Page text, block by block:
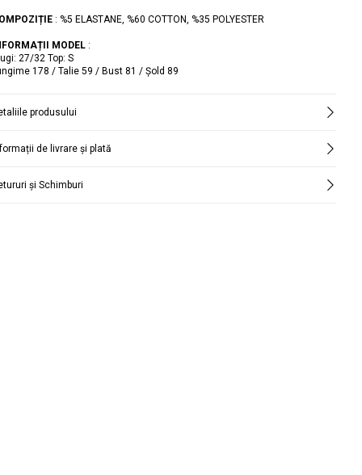
: %5 ELASTANE, %60 COTTON, %35 POLYESTER
MODEL :
27/32 Top: S
178 / Talie 59 / Bust 81 / Şold 89
produsului
de livrare și plată
și Schimburi
și oraș.
de perioadă.
Puteți găsi informații detaliate despre condițiile de
returnare a produselor și diferitele opțiuni de
returnare disponibile aici.
PLATA LA LIVRARE
Opțiunea ramburs este valabilă pentru toate achizițiile pe
puteți consulta pagina noastră cu plata la livrare aici.